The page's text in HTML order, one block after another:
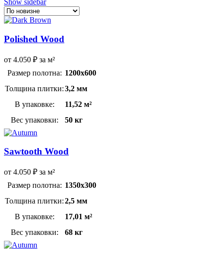
Show sidebar
Polished Wood
от 4.050 ₽ за м²
Размер полотна: 1200х600
Толщина плитки:3,2 мм
В упаковке:
11,52 м²
Вес упаковки:
50 кг
Sawtooth Wood
от 4.050 ₽ за м²
Размер полотна: 1350х300
Толщина плитки:2,5 мм
В упаковке:
17,01 м²
Вес упаковки:
68 кг